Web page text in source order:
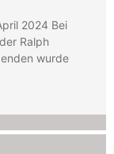
2024 Bei
Ralph
wurde